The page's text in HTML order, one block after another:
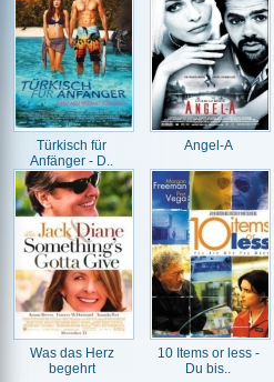
Türkisch für
Anfänger - D..
Angel-A
Was das Herz
begehrt
10 Items or less -
Du bis..